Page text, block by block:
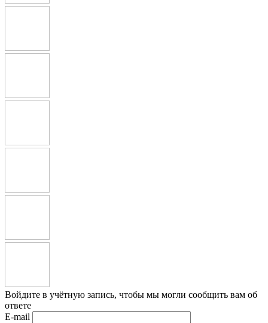
Войдите в учётную запись, чтобы мы могли сообщить вам об
ответе
E-mail